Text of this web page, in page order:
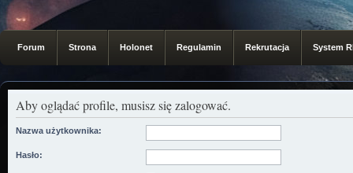
Forum Strona Holonet Regulamin Rekrutacja System
Aby oglądać profile, musisz się zalogować.
Nazwa użytkownika:
Hasło: